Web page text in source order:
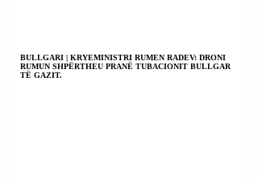
BULLGARI | KRYEMINISTRI RUMEN RADEV: DRONI
RUMUN SHPËRTHEU PRANË TUBACIONIT BULLGAR
TË GAZIT.